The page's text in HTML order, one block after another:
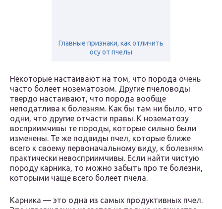
Главные признаки, как отличить
осу от пчелы
Некоторые настаивают на том, что порода очень
часто болеет нозематозом. Другие пчеловоды
твердо настаивают, что порода вообще
неподатлива к болезням. Как бы там ни было, что
одни, что другие отчасти правы. К нозематозу
восприимчивы те породы, которые сильно были
изменены. Те же подвиды пчел, которые ближе
всего к своему первоначальному виду, к болезням
практически невосприимчивы. Если найти чистую
породу карника, то можно забыть про те болезни,
которыми чаще всего болеет пчела.
Карника — это одна из самых продуктивных пчел.